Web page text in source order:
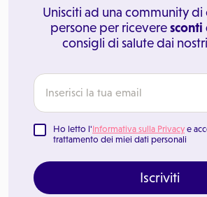
Unisciti ad una community di
persone per riceveresconti
consigli di salute dai
Ho letto l'Informativa sulla Privacy e
trattamento dei miei dati personali
Iscriviti